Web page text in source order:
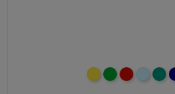
żółtyzielonyczerwony
błękitny